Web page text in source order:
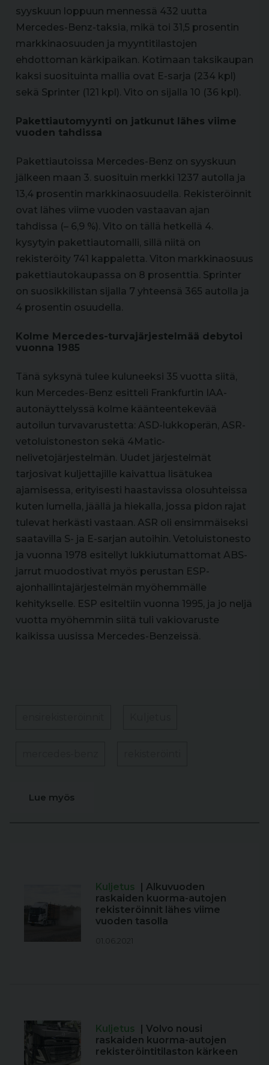
syyskuun loppuun mennessä 432 uutta
Mercedes-Benz-taksia, mikä toi 31,5 prosentin
markkinaosuuden ja myyntitilastojen
ehdottoman kärkipaikan. Kotimaan taksikaupan
kaksi suosituinta mallia ovat E-sarja (234 kpl)
sekä Sprinter (121 kpl). Vito on sijalla 10 (36 kpl).
Pakettiautomyynti on jatkunut lähes viime
vuoden tahdissa
Pakettiautoissa Mercedes-Benz on syyskuun
jälkeen maan 3. suosituin merkki 1237 autolla ja
13,4 prosentin markkinaosuudella. Rekisteröinnit
ovat lähes viime vuoden vastaavan ajan
tahdissa (– 6,9 %). Vito on tällä hetkellä 4.
kysytyin pakettiautomalli, sillä niitä on
rekisteröity 741 kappaletta. Viton markkinaosuus
pakettiautokaupassa on 8 prosenttia. Sprinter
on suosikkilistan sijalla 7 yhteensä 365 autolla ja
4 prosentin osuudella.
Kolme Mercedes-turvajärjestelmää debytoi
vuonna 1985
Tänä syksynä tulee kuluneeksi 35 vuotta siitä,
kun Mercedes-Benz esitteli Frankfurtin IAA-
autonäyttelyssä kolme käänteentekevää
autoilun turvavarustetta: ASD-lukkoperän, ASR-
vetoluistoneston sekä 4Matic-
nelivetojärjestelmän. Uudet järjestelmät
tarjosivat kuljettajille kaivattua lisätukea
ajamisessa, erityisesti haastavissa olosuhteissa
kuten lumella, jäällä ja hiekalla, jossa pidon rajat
tulevat herkästi vastaan. ASR oli ensimmäiseksi
saatavilla S- ja E-sarjan autoihin. Vetoluistonesto
ja vuonna 1978 esitellyt lukkiutumattomat ABS-
jarrut muodostivat myös perustan ESP-
ajonhallintajärjestelmän myöhemmälle
kehitykselle. ESP esiteltiin vuonna 1995, ja jo neljä
vuotta myöhemmin siitä tuli vakiovaruste
kaikissa uusissa Mercedes-Benzeissä.
Lue myös
Kuljetus | Alkuvuoden
raskaiden kuorma-autojen
rekisteröinnit lähes viime
vuoden tasolla
01.06.2021
Kuljetus | Volvo nousi
raskaiden kuorma-autojen
rekisteröintitilaston kärkeen